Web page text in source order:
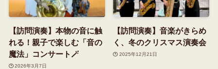
【訪問演奏】本物の音に触
れる！親子で楽しむ「音の
魔法」コンサート🪄
2026年3月7日
【訪問演奏】音楽がきらめ
く、冬のクリスマス演奏会
2025年12月21日